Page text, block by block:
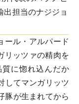
出担当のナジジョ
ール・アルパード
リッツァの精肉を
に惚れ込んだか
してマンガリッツ
豚が生まれてから